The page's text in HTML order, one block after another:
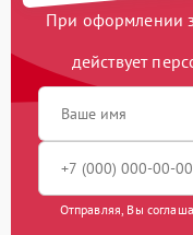
При оформлении
действует
Отправляя, Вы